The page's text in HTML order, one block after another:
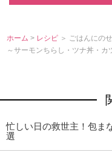
ホーム > レシピ ＞ ごはんにの
～サーモンちらし・ツナ丼・カ
忙しい日の救世主！包ま
選